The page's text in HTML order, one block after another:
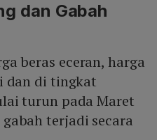
dan Gabah
beras eceran, harga
dan di tingkat
turun pada Maret
terjadi secara